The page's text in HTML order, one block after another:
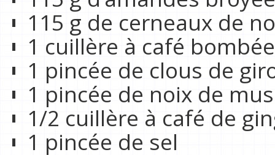
115 g de cerneaux de
1 cuillère à café
1 pincée de clous de
1 pincée de noix de
1/2 cuillère à café de
1 pincée de sel